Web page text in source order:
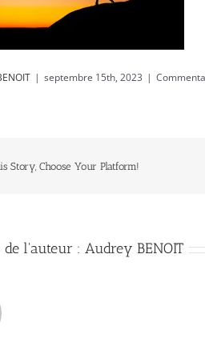
| septembre 15th, 2023 |
Story, Choose Your Platform!
de l'auteur : Audrey BENOIT